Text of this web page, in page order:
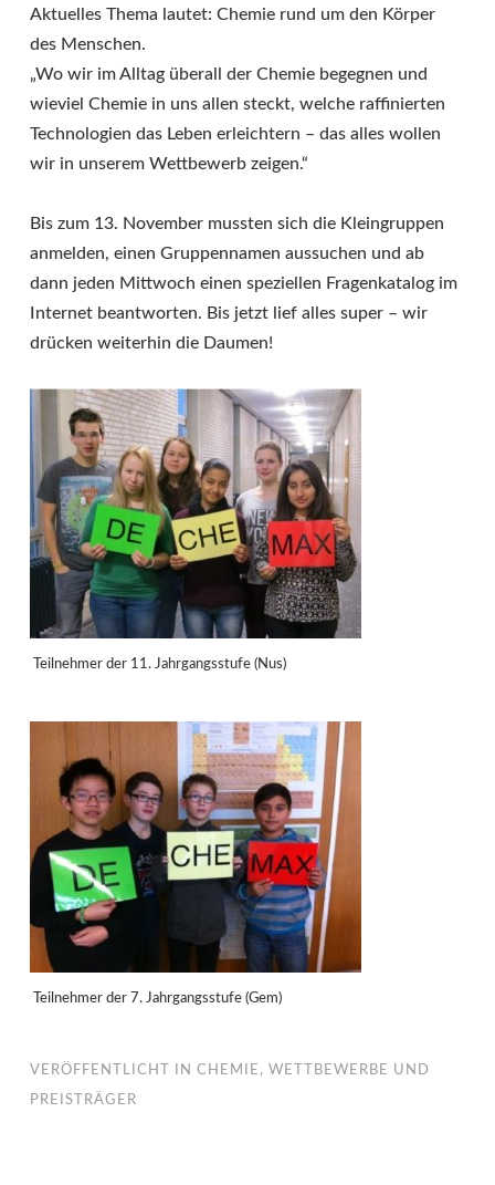
Aktuelles Thema lautet: Chemie rund um den Körper
des Menschen.
„Wo wir im Alltag überall der Chemie begegnen und
wieviel Chemie in uns allen steckt, welche raffinierten
Technologien das Leben erleichtern – das alles wollen
wir in unserem Wettbewerb zeigen.“
Bis zum 13. November mussten sich die Kleingruppen
anmelden, einen Gruppennamen aussuchen und ab
dann jeden Mittwoch einen speziellen Fragenkatalog im
Internet beantworten. Bis jetzt lief alles super – wir
drücken weiterhin die Daumen!
Teilnehmer der 11. Jahrgangsstufe (Nus)
Teilnehmer der 7. Jahrgangsstufe (Gem)
VERÖFFENTLICHT IN CHEMIE , WETTBEWERBE UND
PREISTRÄGER